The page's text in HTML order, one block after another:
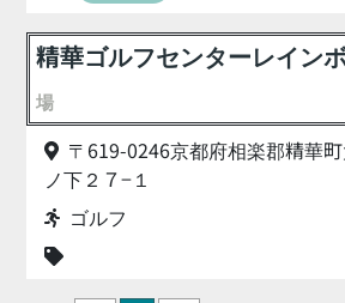
精華ゴルフセンターレイン
場
〒619-0246京都府相楽郡精華
ノ下２７−１
ゴルフ